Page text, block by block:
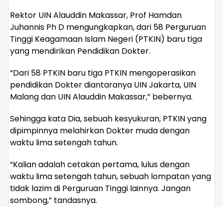
Rektor UIN Alauddin Makassar, Prof Hamdan
Juhannis Ph D mengungkapkan, dari 58 Perguruan
Tinggi Keagamaan Islam Negeri (PTKIN) baru tiga
yang mendirikan Pendidikan Dokter.
“Dari 58 PTKIN baru tiga PTKIN mengoperasikan
pendidikan Dokter diantaranya UIN Jakarta, UIN
Malang dan UIN Alauddin Makassar,” bebernya.
Sehingga kata Dia, sebuah kesyukuran, PTKIN yang
dipimpinnya melahirkan Dokter muda dengan
waktu lima setengah tahun.
“Kalian adalah cetakan pertama, lulus dengan
waktu lima setengah tahun, sebuah lompatan yang
tidak lazim di Perguruan Tinggi lainnya. Jangan
sombong,” tandasnya.